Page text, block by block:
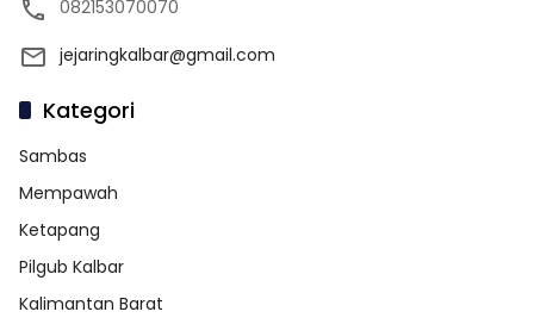
082153070070
jejaringkalbar@gmail.com
Kategori
Sambas
Mempawah
Ketapang
Pilgub Kalbar
Kalimantan Barat